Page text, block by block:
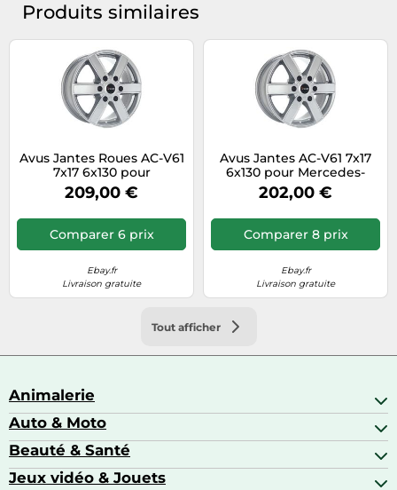
Produits similaires
Avus Jantes Roues AC-V61
7x17 6x130 pour
Mercedes‑Benz Sprinter 1
N1 Hyper 3AZ
209,00 €
Comparer 6 prix
Ebay.fr
Livraison gratuite
Avus Jantes AC-V61 7x17
6x130 pour Mercedes-
Benz Sprinter 2 M1 Hyper
JYH
202,00 €
Comparer 8 prix
Ebay.fr
Livraison gratuite
Tout afficher
Animalerie
Abris pour animaux sauvages
Aquariophilie
Colliers GPS
Auto & Moto
Accessoires auto
Attelage & portage
Beauté & Santé
Alimentation bébé
Jeux vidéo & Jouets